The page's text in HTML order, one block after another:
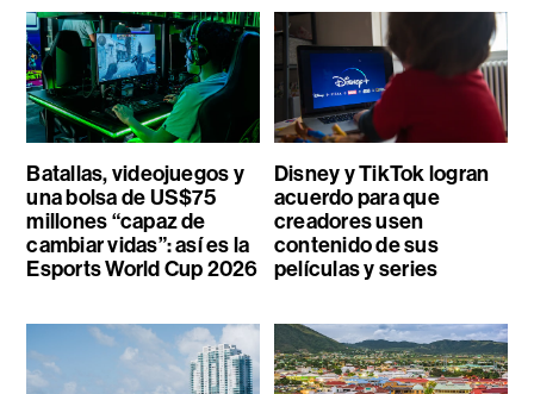
Batallas, videojuegos y
una bolsa de US$75
millones “capaz de
cambiar vidas”: así es la
Esports World Cup 2026
Disney y TikTok logran
acuerdo para que
creadores usen
contenido de sus
películas y series